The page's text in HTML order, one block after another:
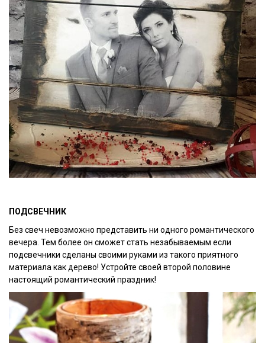
ПОДСВЕЧНИК
Без свеч невозможно представить ни одного романтического
вечера. Тем более он сможет стать незабываемым если
подсвечники сделаны своими руками из такого приятного
материала как дерево! Устройте своей второй половине
настоящий романтический праздник!